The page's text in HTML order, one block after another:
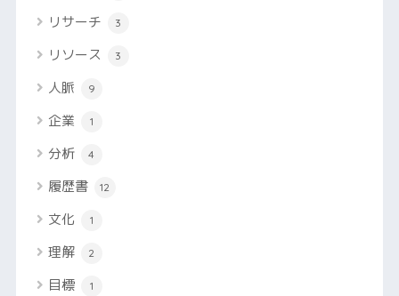
リサーチ 3
リソース 3
人脈 9
企業 1
分析 4
履歴書 12
文化 1
理解 2
目標 1